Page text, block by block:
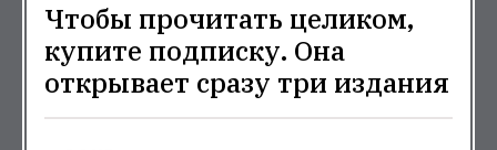
Чтобы прочитать целиком,
купите подписку. Она
открывает сразу три издания